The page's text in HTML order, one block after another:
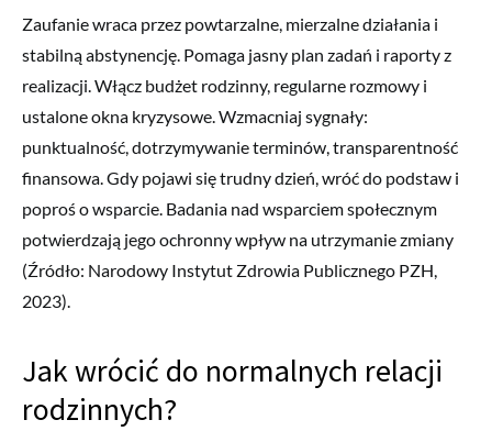
Zaufanie wraca przez powtarzalne, mierzalne działania i
stabilną abstynencję. Pomaga jasny plan zadań i raporty z
realizacji. Włącz budżet rodzinny, regularne rozmowy i
ustalone okna kryzysowe. Wzmacniaj sygnały:
punktualność, dotrzymywanie terminów, transparentność
finansowa. Gdy pojawi się trudny dzień, wróć do podstaw i
poproś o wsparcie. Badania nad wsparciem społecznym
potwierdzają jego ochronny wpływ na utrzymanie zmiany
(Źródło: Narodowy Instytut Zdrowia Publicznego PZH,
2023).
Jak wrócić do normalnych relacji
rodzinnych?